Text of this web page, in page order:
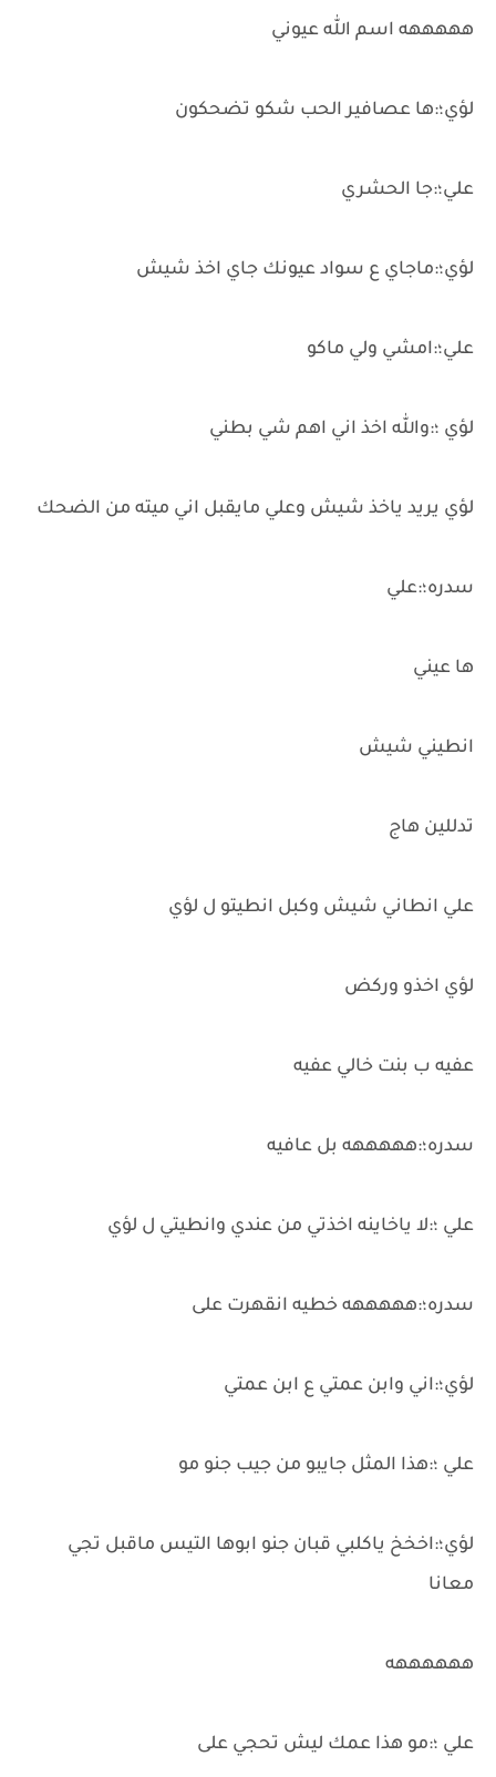
هههههه اسم الله عيوني
لؤي؛:ها عصافير الحب شكو تضحكون
علي؛:جا الحشري
لؤي؛:ماجاي ع سواد عيونك جاي اخذ شيش
علي؛:امشي ولي ماكو
لؤي ؛:والله اخذ اني اهم شي بطني
لؤي يريد ياخذ شيش وعلي مايقبل اني ميته من الضحك
سدره؛:علي
ها عيني
انطيني شيش
تدللين هاج
علي انطاني شيش وكبل انطيتو ل لؤي
لؤي اخذو وركض
عفيه ب بنت خالي عفيه
سدره؛:هههههه بل عافيه
علي ؛:لا ياخاينه اخذتي من عندي وانطيتي ل لؤي
سدره؛:هههههه خطيه انقهرت على
لؤي؛:اني وابن عمتي ع ابن عمتي
علي ؛:هذا المثل جايبو من جيب جنو مو
لؤي؛:اخخخ ياكلبي قبان جنو ابوها التيس ماقبل تجي
معانا
ههههههه
علي ؛:مو هذا عمك ليش تحجي على